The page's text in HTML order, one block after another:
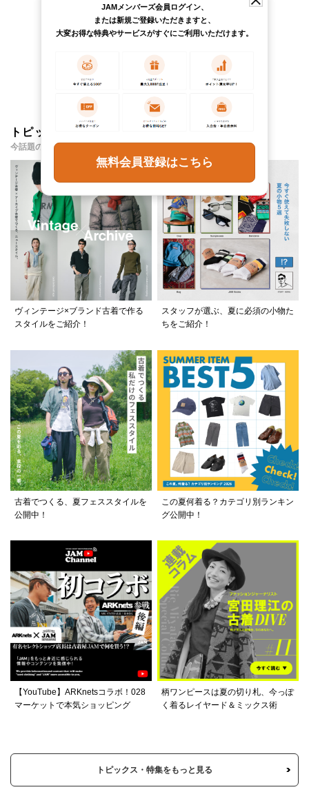
トピックス・特集
今話題のアイテムやイベント・コンテンツをご紹介
ヴィンテージ×ブランド古着で作る
スタイルをご紹介！
スタッフが選ぶ、夏に必須の小物た
ちをご紹介！
古着でつくる、夏フェススタイルを
公開中！
この夏何着る？カテゴリ別ランキン
グ公開中！
【YouTube】ARKnetsコラボ！028
マーケットで本気ショッピング
柄ワンピースは夏の切り札、今っぽ
く着るレイヤード＆ミックス術
トピックス・特集をもっと見る
JAMメンバーズ会員ログイン、
または新規ご登録いただきますと、
大変お得な特典やサービスがすぐにご利用いただけます。
無料会員登録はこちら